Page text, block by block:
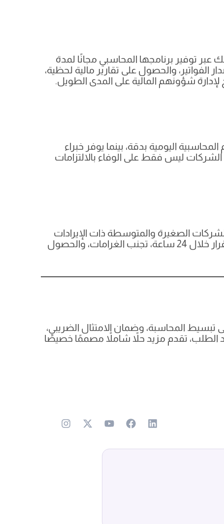
توفير برنامجها المحاسبي مجانًا لمدة
الفواتير، والحصول على تقارير مالية لحظية،
شؤونهم المالية على المدى الطويل.
اليومية بدقة، بينما يوفر خبراء
الشركات ليس فقط على الوفاء بالالتزامات
إقرار ضريبة الشركات في 30 سبتمبر، تدعو “مزيد” الشركات الصغيرة والمتوسطة ذات الإيرادات
التي تقل عن 3 ملايين درهم إلى الاستفادة من هذه المبادرة. التسجيل عبر منصة مزيد يضمن تقديم الإقرار خلال 24 ساعة، تجنب الغرامات، والحصول
المحاسبة، وضمان الامتثال الضريبي،
الطلب، تقدم مزيد حلاً شاملاً مصممًا خصيصًا